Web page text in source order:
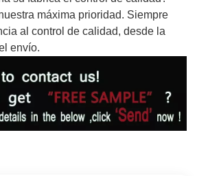
máxima prioridad. Siempre
al control de calidad, desde la
envío.